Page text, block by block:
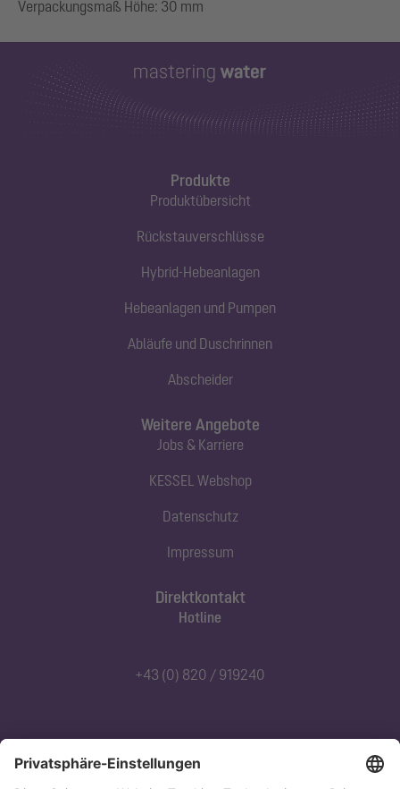
Produkte
Produktübersicht
Rückstauverschlüsse
Hybrid-Hebeanlagen
Hebeanlagen und Pumpen
Abläufe und Duschrinnen
Abscheider
Direktkontakt
Hotline
+43 (0) 820 / 919240
Abonnieren Sie unseren Newsletter
Weitere Angebote
Jobs & Karriere
KESSEL Webshop
Datenschutz
Impressum